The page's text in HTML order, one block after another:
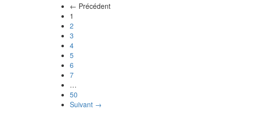
← Précédent
1
2
3
4
5
6
7
…
50
Suivant →